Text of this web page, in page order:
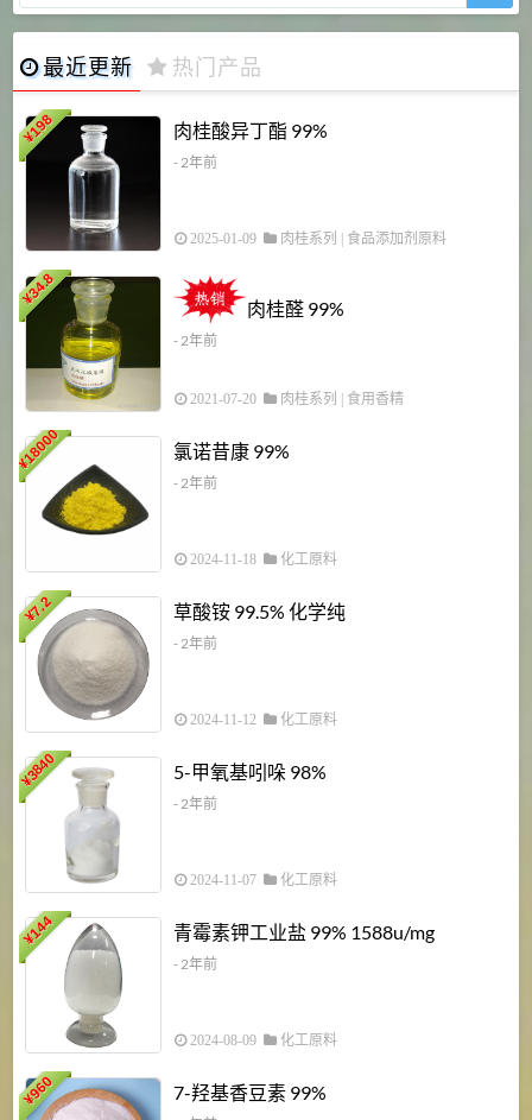
最近更新 热门产品
¥
198 肉桂酸异丁酯 99%
- 2年前
2025-01-09 肉桂系列 食品添加剂原料
¥
34.8
肉桂醛 99%
- 2年前
2021-07-20 肉桂系列 食用香精
¥
18000 氯诺昔康 99%
- 2年前
2024-11-18 化工原料
¥
7.2 草酸铵 99.5% 化学纯
- 2年前
2024-11-12 化工原料
¥
3840 5-甲氧基吲哚 98%
- 2年前
2024-11-07 化工原料
¥
144 青霉素钾工业盐 99% 1588u/mg
- 2年前
2024-08-09 化工原料
¥
960 7-羟基香豆素 99%